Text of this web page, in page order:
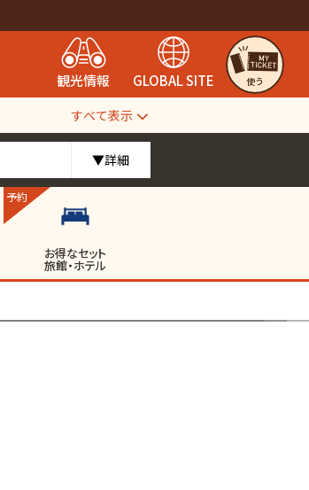
観光情報 GLOBAL SITE 使う
すべて表示
▼詳細
予約
お得なセット
旅館・ホテル